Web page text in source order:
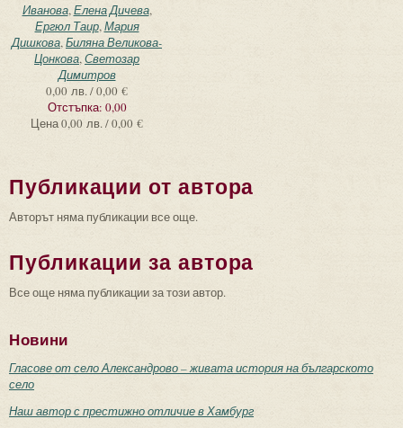
Иванова,Елена Дичева,
Ергюл Таир,Мария
Дишкова,Биляна Великова-
Цонкова,Светозар
Димитров
0,00 лв. / 0,00 €
Отстъпка: 0,00
Цена0,00 лв. / 0,00 €
Публикации от автора
Авторът няма публикации все още.
Публикации за автора
Все още няма публикации за този автор.
Новини
Гласове от село Александрово – живата история на българското
село
Наш автор с престижно отличие в Хамбург